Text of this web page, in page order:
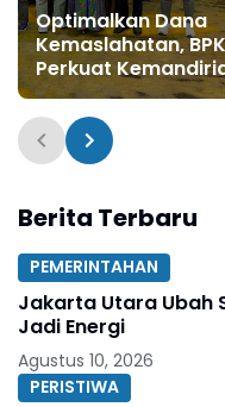
Optimalkan Dana
Kemaslahatan,
Perkuat
Ekonomi Umat
Program UMKM
Berita Terbaru
PEMERINTAHAN
Jakarta Utara Ubah
Jadi Energi
Agustus 10, 2026
PERISTIWA